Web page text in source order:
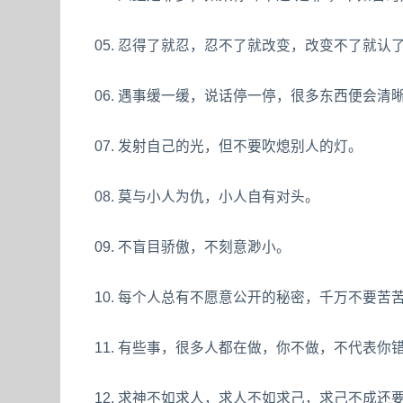
05. 忍得了就忍，忍不了就改变，改变不了就认了
06. 遇事缓一缓，说话停一停，很多东西便会清晰
07. 发射自己的光，但不要吹熄别人的灯。
08. 莫与小人为仇，小人自有对头。
09. 不盲目骄傲，不刻意渺小。
10. 每个人总有不愿意公开的秘密，千万不要苦苦
11. 有些事，很多人都在做，你不做，不代表你错
12. 求神不如求人，求人不如求己，求己不成还要